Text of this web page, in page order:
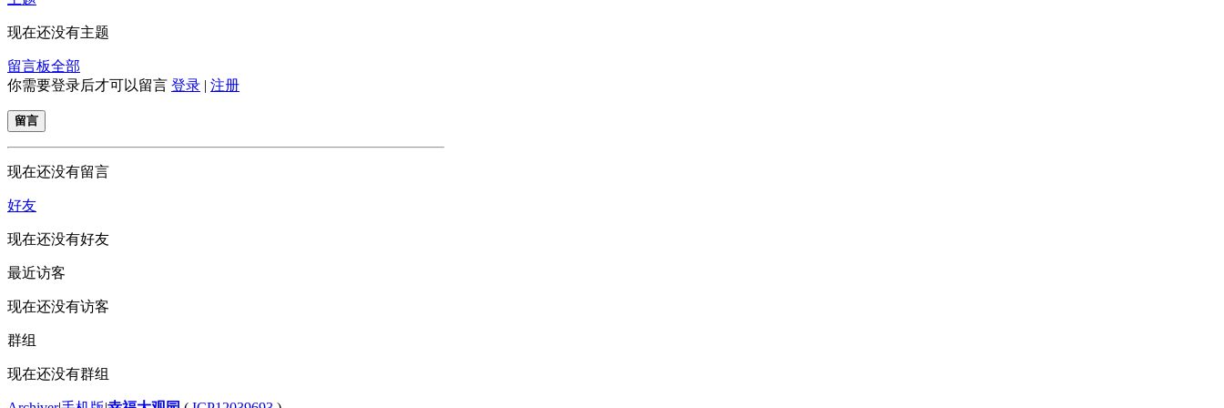
现在还没有主题
留言板全部
你需要登录后才可以留言 登录 | 注册
留言
现在还没有留言
好友
现在还没有好友
最近访客
现在还没有访客
群组
现在还没有群组